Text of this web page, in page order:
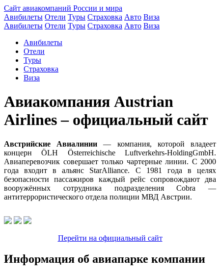
Сайт авиакомпаний России и мира
Авибилеты Отели Туры Страховка Авто Виза
Авибилеты Отели Туры Страховка Авто Виза
Авибилеты
Отели
Туры
Страховка
Виза
Авиакомпания Austrian
Airlines – официальный сайт
Австрийские Авиалинии — компания, которой владеет
концерн ÖLH Österreichische Luftverkehrs-HoldingGmbH.
Авиаперевозчик совершает только чартерные линии. С 2000
года входит в альянс StarAlliance. С 1981 года в целях
безопасности пассажиров каждый рейс сопровождают два
вооружённых сотрудника подразделения Cobra —
антитеррористического отдела полиции МВД Австрии.
Перейти на официальный сайт
Информация об авиапарке компании